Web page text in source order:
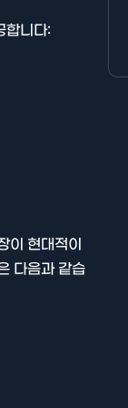
합니다:
이 현대적이
다음과 같습